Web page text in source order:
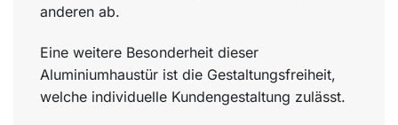
anderen ab.
Eine weitere Besonderheit dieser
Aluminiumhaustür ist die Gestaltungsfreiheit,
welche individuelle Kundengestaltung zulässt.